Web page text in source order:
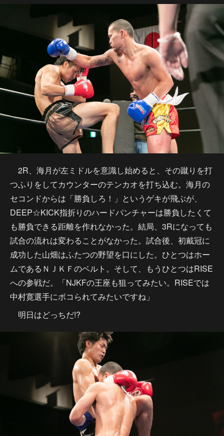
2R、海月が左ミドルを意識し始めると、その蹴りを打
つふりをしてカウンターのテンカオを打ち込む。海月の
セコンドからは「勝負しろ！」というゲキが飛ぶが、
DEEP☆KICK指折りのハードパンチャーは勝負したくて
も勝負できる距離を作れなかった。結局、3Rになっても
試合の流れは変わることがなかった。試合後、初戴冠に
成功した山畑はふたつの野望を口にした。ひとつはホー
ムであるＮＪＫＦのベルト。そして、もうひとつはRISE
への参戦だ。「NJKFの王座も狙ってみたい。RISEでは
中村寛選手にボコられてみたいですね」
明日はどっちだ!?